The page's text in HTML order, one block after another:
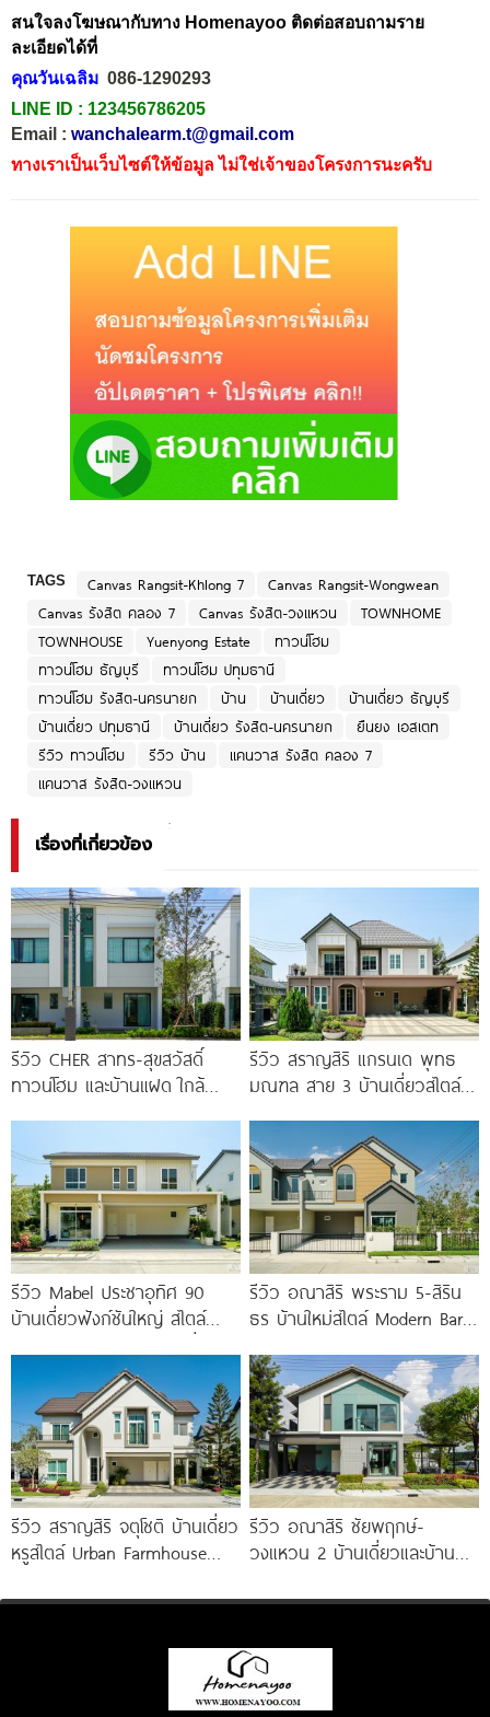
สนใจลงโฆษณากับทาง Homenayoo ติดต่อสอบถามราย
ละเอียดได้ที่
คุณวันเฉลิม 086-1290293
LINE ID : 123456786205
Email : wanchalearm.t@gmail.com
ทางเราเป็นเว็บไซต์ให้ข้อมูล ไม่ใช่เจ้าของโครงการนะครับ
TAGS Canvas Rangsit-Khlong 7
Canvas Rangsit-Wongwean
Canvas รังสิต คลอง 7
Canvas รังสิต-วงแหวน
TOWNHOME
TOWNHOUSE
Yuenyong Estate
ทาวน์โฮม
ทาวน์โฮม ธัญบุรี
ทาวน์โฮม ปทุมธานี
ทาวน์โฮม รังสิต-นครนายก
บ้าน บ้านเดี่ยว
บ้านเดี่ยว ธัญบุรี
บ้านเดี่ยว ปทุมธานี
บ้านเดี่ยว รังสิต-นครนายก
ยืนยง เอสเตท
รีวิว ทาวน์โฮม
รีวิว บ้าน
แคนวาส รังสิต คลอง 7
แคนวาส รังสิต-วงแหวน
เรื่องที่เกี่ยวข้อง
รีวิว CHER สาทร-สุขสวัสดิ์
ทาวน์โฮม และบ้านแฝด ใกล้
3.59
รีวิว สราญสิริ แกรนเด พุทธ
มณฑล สาย 3 บ้านเดี่ยวสไตล์
รีวิว Mabel ประชาอุทิศ 90
บ้านเดี่ยวฟังก์ชันใหญ่ สไตล์
ต่อพระราม 3-สาทร
รีวิว อณาสิริ พระราม 5-สิริน
ธร บ้านใหม่สไตล์ Modern Barn
รีวิว สราญสิริ จตุโชติ บ้านเดี่ยว
หรูสไตล์ Urban Farmhouse​
ทางด่วนจตุโชติ เริ่ม 8.59
รีวิว อณาสิริ ชัยพฤกษ์-
วงแหวน 2 บ้านเดี่ยวและบ้าน
บางกรวย-ไทรน้อย เริ่ม 4.59